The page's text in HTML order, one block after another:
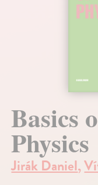
Basics
Physics
Jirák Daniel,